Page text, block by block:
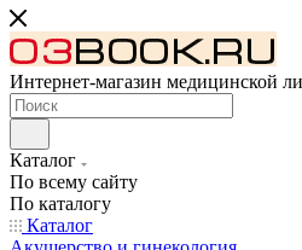
Интернет-магазин медицинской
Каталог
По всему сайту
По каталогу
Каталог